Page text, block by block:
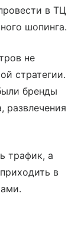
в ТЦ
шопинга.
не
стратегии.
бренды
развлечения
трафик, а
в